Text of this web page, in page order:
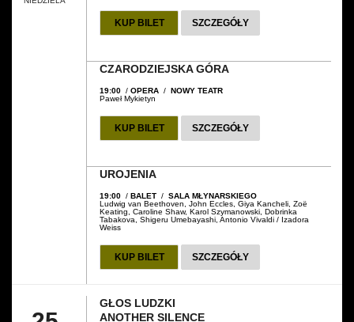
KUP BILET SZCZEGÓŁY
CZARODZIEJSKA GÓRA
19:00 / OPERA / NOWY TEATR
Paweł Mykietyn
KUP BILET SZCZEGÓŁY
UROJENIA
19:00 / BALET / SALA MŁYNARSKIEGO
Ludwig van Beethoven, John Eccles, Giya Kancheli, Zoë
Keating, Caroline Shaw, Karol Szymanowski, Dobrinka
Tabakova, Shigeru Umebayashi, Antonio Vivaldi / Izadora
Weiss
KUP BILET SZCZEGÓŁY
GŁOS LUDZKI
ANOTHER SILENCE